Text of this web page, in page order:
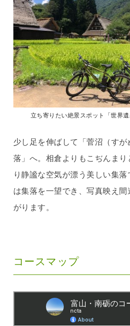
立ち寄りたい絶景スポット「世界遺
少し足を伸ばして「菅沼（す
落」へ。相倉よりもこぢんまり
り静謐な空気が漂う美しい集
は集落を一望でき、写真映え
がります。
コースマップ